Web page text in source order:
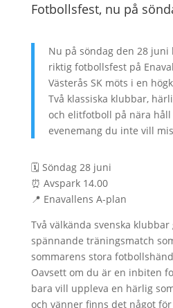
Fotbollsfest, nu på
Nu på söndag den 28 juni
riktig fotbollsfest på
Västerås SK möts i en
Två klassiska klubbar,
och elitfotboll på nära
evenemang du inte vill
🗓 Söndag 28 juni
⏰ Avspark 14.00
📍 Enavallens A-plan
Två välkända svenska
spännande träningsmatch
sommarens stora
Oavsett om du är en inbiten
bara vill uppleva en härlig
och vänner finns det något